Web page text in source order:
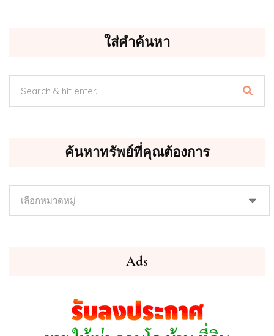
ใส่คำค้นหา
ค้นหาทรัพย์ที่คุณต้องการ
Ads